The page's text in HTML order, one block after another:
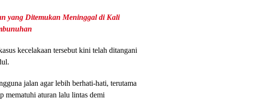
yang Ditemukan Meninggal di Kali
kecelakaan tersebut kini telah ditangani
jalan agar lebih berhati-hati, terutama
mematuhi aturan lalu lintas demi